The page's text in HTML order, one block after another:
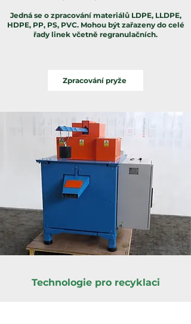
Jedná se o zpracování materiálů LDPE, LLDPE,
HDPE, PP, PS, PVC. Mohou být zařazeny do celé
řady linek včetně regranulačních.
Zpracování pryže
Technologie pro recyklaci